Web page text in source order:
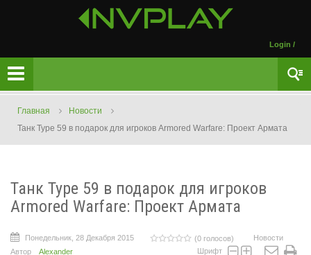
Login /
Главная
Новости
Танк Type 59 в подарок для игроков Armored Warfare: Проект Армата
Танк Type 59 в подарок для игроков
Armored Warfare: Проект Армата
Понедельник, 28 Декабря 2015 (0 голосов)
Новости
Автор
Alexander Шрифт